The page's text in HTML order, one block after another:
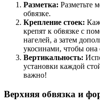
Разметка: Разметьте
обвязке.
Крепление стоек:
крепят к обвязке с
нагелей, а затем
укосинами, чтобы она
Вертикальность:
установки каждой
важно!
Верхняя обвязка и